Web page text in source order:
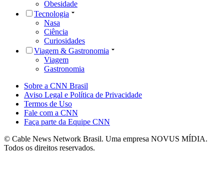
Obesidade
Tecnologia
Nasa
Ciência
Curiosidades
Viagem & Gastronomia
Viagem
Gastronomia
Sobre a CNN Brasil
Aviso Legal e Política de Privacidade
Termos de Uso
Fale com a CNN
Faça parte da Equipe CNN
© Cable News Network Brasil. Uma empresa NOVUS MÍDIA.
Todos os direitos reservados.